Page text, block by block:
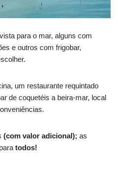
para o mar, alguns com
e outros com frigobar,
um restaurante requintado
de coquetéis a beira-mar, local
(com valor adicional); as
para todos!